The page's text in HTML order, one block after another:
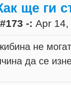
ще ги
-: Apr
не
да се